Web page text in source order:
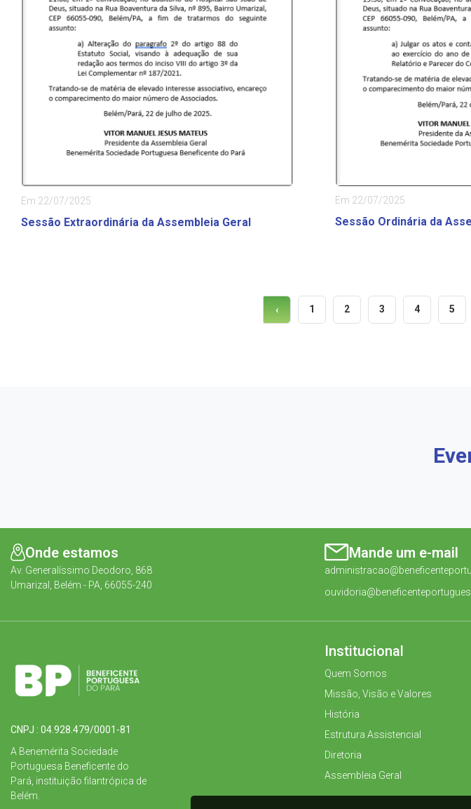
Em 22/07/2025
Sessão Extraordinária da Assembleia Geral
Em 22/07/2025
Sessão Ordinária da
‹ 1 2 3 4 5
Onde estamos
Av. Generalíssimo Deodoro, 868
Umarizal, Belém - PA, 66055-240
Mande um e-mail
CNPJ : 04.928.479/0001-81
A Benemérita Sociedade
Portuguesa Beneficente do
Pará, instituição filantrópica de
Belém.
Institucional
Quem Somos
Missão, Visão e Valores
História
Estrutura Assistencial
Diretoria
Assembleia Geral